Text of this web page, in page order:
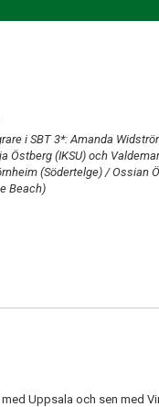
i SBT 3*: Amanda
Östberg (IKSU) och Valdemar
(Södertelge) / Ossian
Beach)
Uppsala och sen med